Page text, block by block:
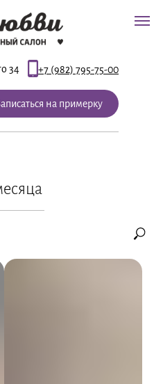
34 +7 (982) 795-75-00
на примерку